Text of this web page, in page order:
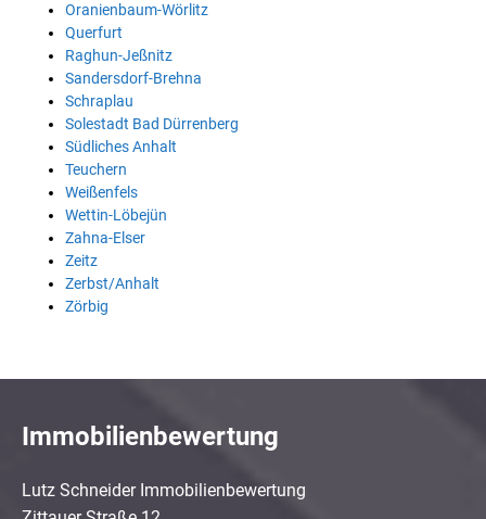
Oranienbaum-Wörlitz
Querfurt
Raghun-Jeßnitz
Sandersdorf-Brehna
Schraplau
Solestadt Bad Dürrenberg
Südliches Anhalt
Teuchern
Weißenfels
Wettin-Löbejün
Zahna-Elser
Zeitz
Zerbst/Anhalt
Zörbig
Immobilienbewertung
Lutz Schneider Immobilienbewertung